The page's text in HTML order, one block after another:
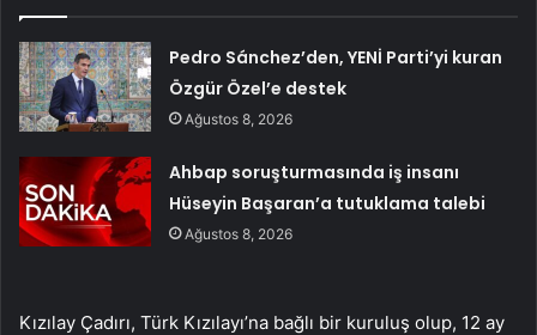
Pedro Sánchez’den, YENİ Parti’yi kuran
Özgür Özel’e destek
Ağustos 8, 2026
Ahbap soruşturmasında iş insanı
Hüseyin Başaran’a tutuklama talebi
Ağustos 8, 2026
Kızılay Çadırı, Türk Kızılayı’na bağlı bir kuruluş olup, 12 ay